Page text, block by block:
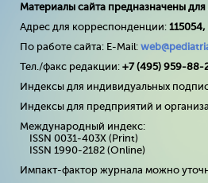
Материалы сайта предназначены для
Адрес для корреспонденции:
По работе сайта: E-Mail:
Тел./факс редакции: +7 (495) 959-88-
Индексы для индивидуальных
Индексы для предприятий и
Международный индекс:
ISSN 0031-403X (Print)
ISSN 1990-2182 (Online)
Импакт-фактор журнала можно